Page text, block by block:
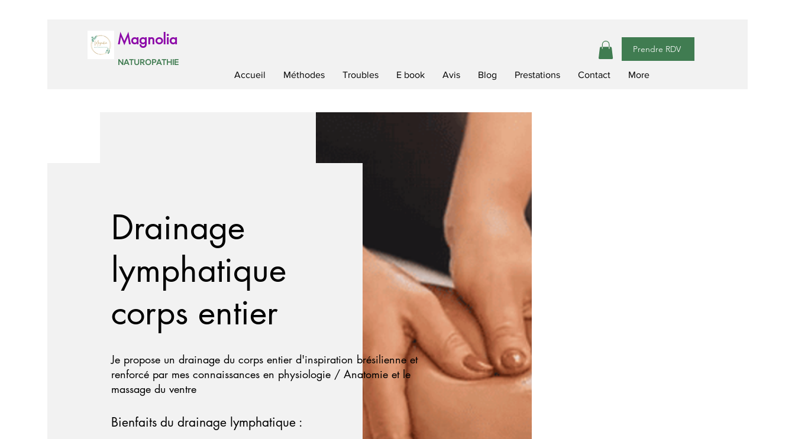
Magnolia
NATUROPATHIE
Prendre RDV
Accueil Méthodes Troubles E book Avis Blog Prestations Contact More
Drainage
lymphatique
corps entier
Je propose un drainage du corps entier d'inspiration brésilienne et
renforcé par mes connaissances en physiologie / Anatomie et le
massage du ventre
Bienfaits du drainage lymphatique :